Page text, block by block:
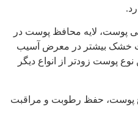
پوست، لایه محافظ پوست در
خشک بیشتر در معرض آسیب
پوست‌ زودتر از انواع دیگر
پوست، حفظ رطوبت و مراقبت